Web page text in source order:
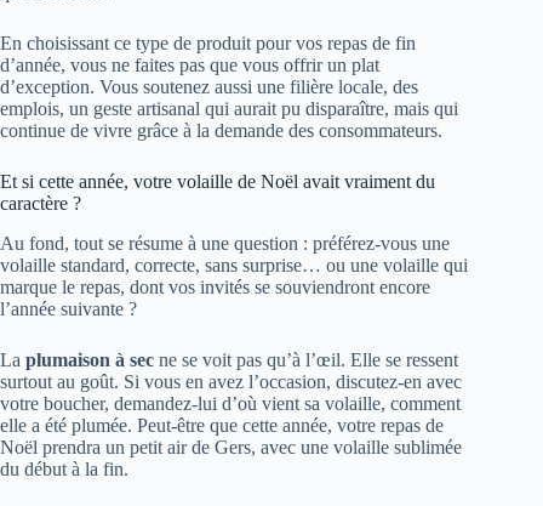
En choisissant ce type de produit pour vos repas de fin
d’année, vous ne faites pas que vous offrir un plat
d’exception. Vous soutenez aussi une filière locale, des
emplois, un geste artisanal qui aurait pu disparaître, mais qui
continue de vivre grâce à la demande des consommateurs.
Et si cette année, votre volaille de Noël avait vraiment du
caractère ?
Au fond, tout se résume à une question : préférez-vous une
volaille standard, correcte, sans surprise… ou une volaille qui
marque le repas, dont vos invités se souviendront encore
l’année suivante ?
La plumaison à sec ne se voit pas qu’à l’œil. Elle se ressent
surtout au goût. Si vous en avez l’occasion, discutez-en avec
votre boucher, demandez-lui d’où vient sa volaille, comment
elle a été plumée. Peut-être que cette année, votre repas de
Noël prendra un petit air de Gers, avec une volaille sublimée
du début à la fin.